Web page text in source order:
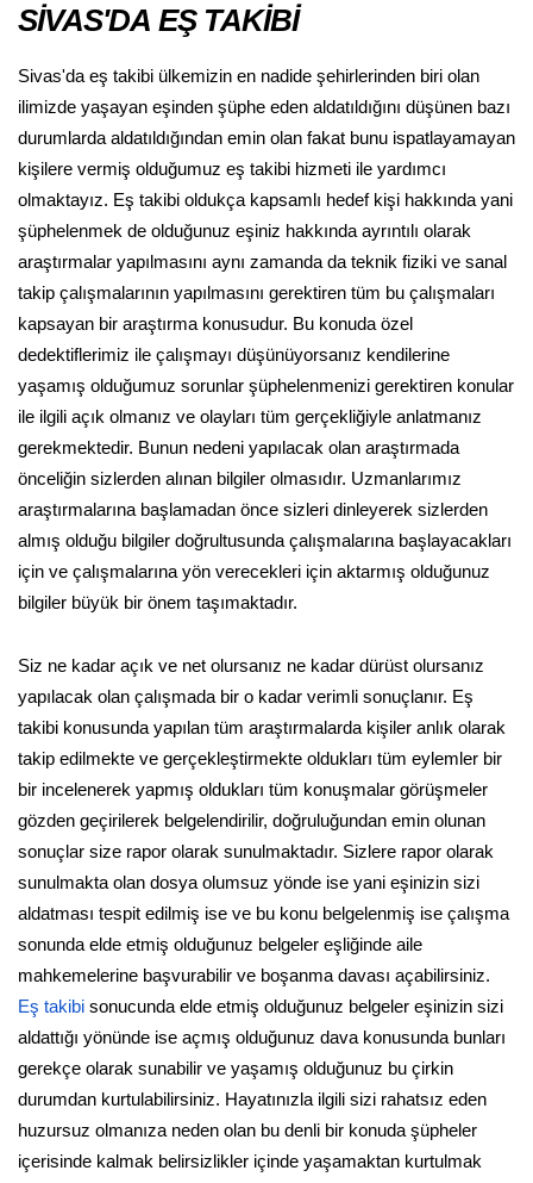
SİVAS'DA EŞ TAKİBİ
Sivas'da eş takibi ülkemizin en nadide şehirlerinden biri olan
ilimizde yaşayan eşinden şüphe eden aldatıldığını düşünen bazı
durumlarda aldatıldığından emin olan fakat bunu ispatlayamayan
kişilere vermiş olduğumuz eş takibi hizmeti ile yardımcı
olmaktayız. Eş takibi oldukça kapsamlı hedef kişi hakkında yani
şüphelenmek de olduğunuz eşiniz hakkında ayrıntılı olarak
araştırmalar yapılmasını aynı zamanda da teknik fiziki ve sanal
takip çalışmalarının yapılmasını gerektiren tüm bu çalışmaları
kapsayan bir araştırma konusudur. Bu konuda özel
dedektiflerimiz ile çalışmayı düşünüyorsanız kendilerine
yaşamış olduğumuz sorunlar şüphelenmenizi gerektiren konular
ile ilgili açık olmanız ve olayları tüm gerçekliğiyle anlatmanız
gerekmektedir. Bunun nedeni yapılacak olan araştırmada
önceliğin sizlerden alınan bilgiler olmasıdır. Uzmanlarımız
araştırmalarına başlamadan önce sizleri dinleyerek sizlerden
almış olduğu bilgiler doğrultusunda çalışmalarına başlayacakları
için ve çalışmalarına yön verecekleri için aktarmış olduğunuz
bilgiler büyük bir önem taşımaktadır.
Siz ne kadar açık ve net olursanız ne kadar dürüst olursanız
yapılacak olan çalışmada bir o kadar verimli sonuçlanır. Eş
takibi konusunda yapılan tüm araştırmalarda kişiler anlık olarak
takip edilmekte ve gerçekleştirmekte oldukları tüm eylemler bir
bir incelenerek yapmış oldukları tüm konuşmalar görüşmeler
gözden geçirilerek belgelendirilir, doğruluğundan emin olunan
sonuçlar size rapor olarak sunulmaktadır. Sizlere rapor olarak
sunulmakta olan dosya olumsuz yönde ise yani eşinizin sizi
aldatması tespit edilmiş ise ve bu konu belgelenmiş ise çalışma
sonunda elde etmiş olduğunuz belgeler eşliğinde aile
mahkemelerine başvurabilir ve boşanma davası açabilirsiniz.
Eş takibi sonucunda elde etmiş olduğunuz belgeler eşinizin sizi
aldattığı yönünde ise açmış olduğunuz dava konusunda bunları
gerekçe olarak sunabilir ve yaşamış olduğunuz bu çirkin
durumdan kurtulabilirsiniz. Hayatınızla ilgili sizi rahatsız eden
huzursuz olmanıza neden olan bu denli bir konuda şüpheler
içerisinde kalmak belirsizlikler içinde yaşamaktan kurtulmak